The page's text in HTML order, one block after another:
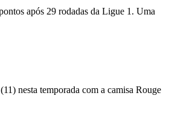
após 29 rodadas da Ligue 1. Uma
nesta temporada com a camisa Rouge